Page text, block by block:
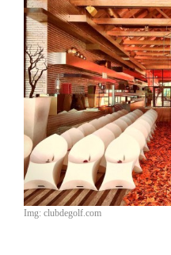
Img: clubdegolf.com